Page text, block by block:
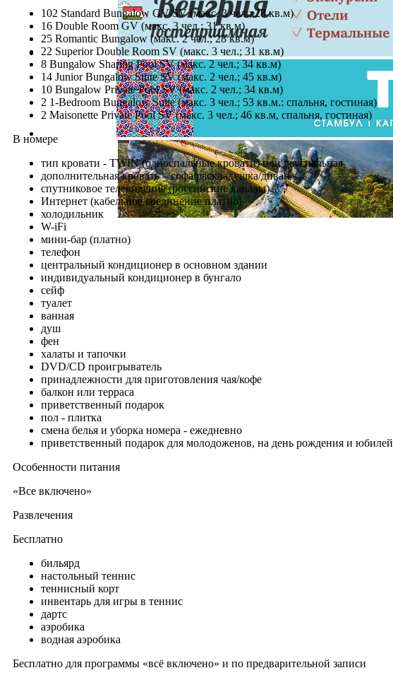
102 Standard Bungalow GV/SV (макс. 3 чел.; 28 кв.м)
16 Double Room GV (макс. 3 чел.; 31 кв.м)
25 Romantic Bungalow (макс. 2 чел.; 28 кв.м)
22 Superior Double Room SV (макс. 3 чел.; 31 кв.м)
8 Bungalow Sharing Pool SV (макс. 2 чел.; 34 кв.м)
14 Junior Bungalow Suite SV (макс. 2 чел.; 45 кв.м)
10 Bungalow Private Pool SV (макс. 2 чел.; 34 кв.м)
2 1-Bedroom Bungalow Suite (макс. 3 чел.; 53 кв.м.: спальня, гостиная)
2 Maisonette Private Pool SV (макс. 3 чел.; 46 кв.м, спальня, гостиная)
В номере
тип кровати - TWIN (односпальные кровати) или двуспальная
дополнительная кровать – софа/раскладушка/диван
спутниковое телевидение (российские каналы)
Интернет (кабельное соединение платно)
холодильник
W-iFi
мини-бар (платно)
телефон
центральный кондиционер в основном здании
индивидуальный кондиционер в бунгало
сейф
туалет
ванная
душ
фен
халаты и тапочки
DVD/CD проигрыватель
принадлежности для приготовления чая/кофе
балкон или терраса
приветственный подарок
пол - плитка
смена белья и уборка номера - ежедневно
приветственный подарок для молодоженов, на день рождения и юбилей
Особенности питания
«Все включено»
Развлечения
Бесплатно
бильярд
настольный теннис
теннисный корт
инвентарь для игры в теннис
дартс
аэробика
водная аэробика
Бесплатно для программы «всё включено» и по предварительной записи